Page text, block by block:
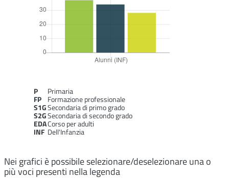
P Primaria
FP Formazione professionale
S1GSecondaria di primo grado
S2GSecondaria di secondo grado
EDACorso per adulti
INF Dell'Infanzia
Nei grafici è possibile selezionare/deselezionare una o
più voci presenti nella legenda